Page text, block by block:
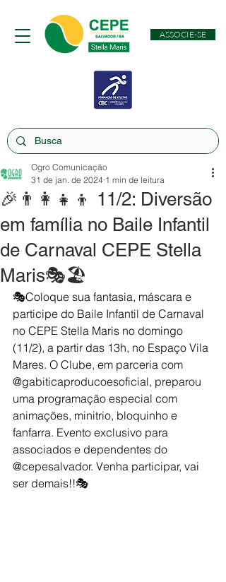
ASSOCIE-SE
🎉👨‍👩‍👧‍👦 11/2: Diversão
em família no Baile Infantil
de Carnaval CEPE Stella
Maris🎭🏖️
Ogro Comunicação
31 de jan. de 2024 1 min de leitura
🎭Coloque sua fantasia, máscara e
participe do Baile Infantil de Carnaval
no CEPE Stella Maris no domingo
(11/2), a partir das 13h, no Espaço Vila
Mares. O Clube, em parceria com
@gabiticaproducoesoficial, preparou
uma programação especial com
animações, minitrio, bloquinho e
fanfarra. Evento exclusivo para
associados e dependentes do
@cepesalvador. Venha participar, vai
ser demais!!🎭